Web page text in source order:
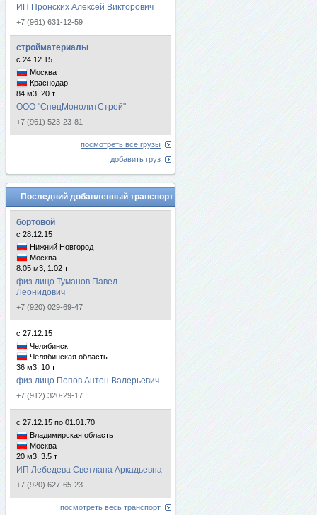
ИП Пронских Алексей Викторович
+7 (961) 631-12-59
стройматериалы
с 24.12.15
Москва
Краснодар
84 м3, 20 т
ООО "СпецМонолитСтрой"
+7 (961) 523-23-81
посмотреть все грузы
добавить груз
Последний добавленный транспорт
бортовой
с 28.12.15
Нижний Новгород
Москва
8.05 м3, 1.02 т
физ.лицо Туманов Павел
Леонидович
+7 (920) 029-69-47
с 27.12.15
Челябинск
Челябинская область
36 м3, 10 т
физ.лицо Попов Антон Валерьевич
+7 (912) 320-29-17
с 27.12.15 по 01.01.70
Владимирская область
Москва
20 м3, 3.5 т
ИП Лебедева Светлана Аркадьевна
+7 (920) 627-65-23
посмотреть весь транспорт